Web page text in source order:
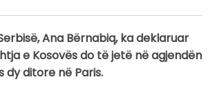
Ana Bërnabiq, ka deklaruar
e Kosovës do të jetë në agjendën
dy ditore në Paris.